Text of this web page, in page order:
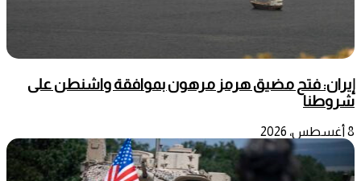
إيران: فتح مضيق هرمز مرهون بموافقة واشنطن على
شروطنا
8 أغسطس، 2026